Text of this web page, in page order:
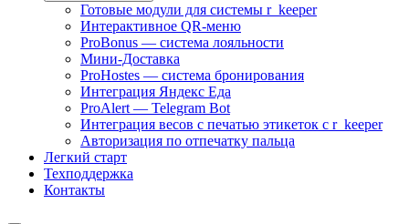
Готовые модули для системы r_keeper
Интерактивное QR-меню
ProBonus — система лояльности
Мини-Доставка
ProHostes — система бронирования
Интеграция Яндекс Еда
ProAlert — Telegram Bot
Интеграция весов с печатью этикеток с r_keeper
Авторизация по отпечатку пальца
Легкий старт
Техподдержка
Контакты